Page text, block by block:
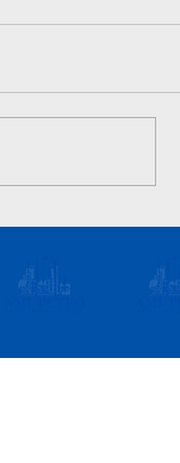
lavage